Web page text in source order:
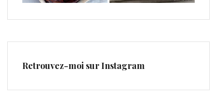
Retrouvez-moi sur Instagram